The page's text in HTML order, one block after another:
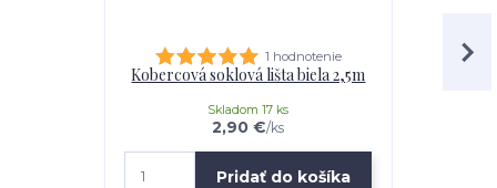
1 hodnotenie
Kobercová soklová lišta biela 2,5m
2,90 €/ks
Skladom 17 ks
Pridať do košíka